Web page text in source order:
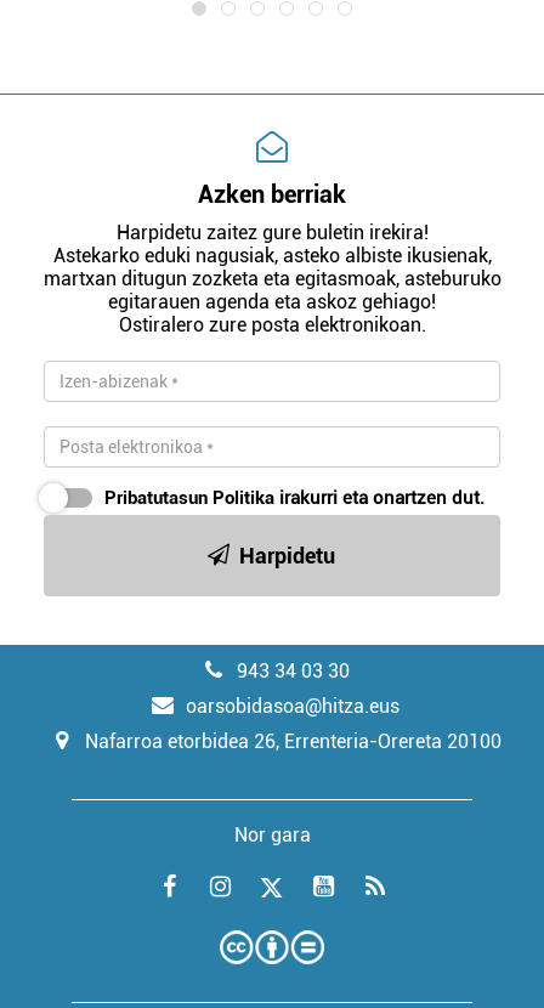
Azken berriak
Harpidetu zaitez gure buletin irekira!
Astekarko eduki nagusiak, asteko albiste ikusienak,
martxan ditugun zozketa eta egitasmoak, asteburuko
egitarauen agenda eta askoz gehiago!
Ostiralero zure posta elektronikoan.
Pribatutasun Politika irakurri eta onartzen dut.
Harpidetu
943 34 03 30
oarsobidasoa@hitza.eus
Nafarroa etorbidea 26, Errenteria-Orereta 20100
Nor gara